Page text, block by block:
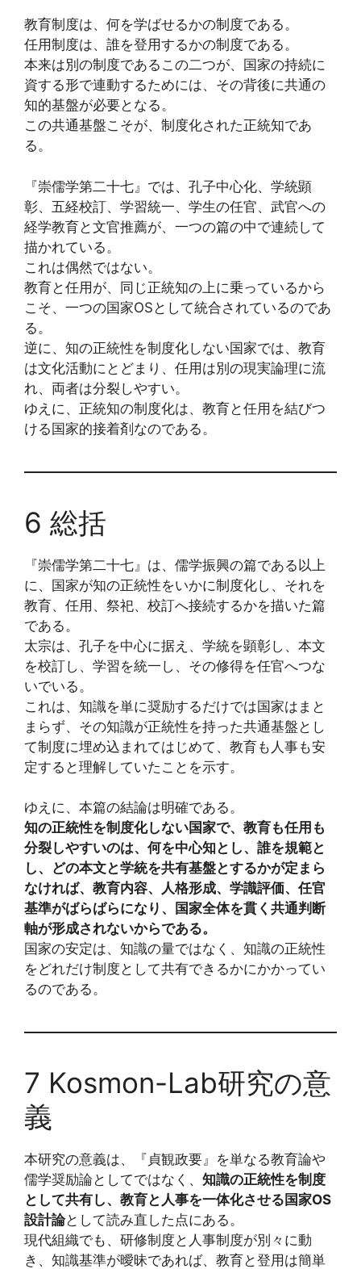
教育制度は、何を学ばせるかの制度である。
任用制度は、誰を登用するかの制度である。
本来は別の制度であるこの二つが、国家の持続に
資する形で連動するためには、その背後に共通の
知的基盤が必要となる。
この共通基盤こそが、制度化された正統知であ
る。
『崇儒学第二十七』では、孔子中心化、学統顕
彰、五経校訂、学習統一、学生の任官、武官への
経学教育と文官推薦が、一つの篇の中で連続して
描かれている。
これは偶然ではない。
教育と任用が、同じ正統知の上に乗っているから
こそ、一つの国家OSとして統合されているのであ
る。
逆に、知の正統性を制度化しない国家では、教育
は文化活動にとどまり、任用は別の現実論理に流
れ、両者は分裂しやすい。
ゆえに、正統知の制度化は、教育と任用を結びつ
ける国家的接着剤なのである。
6 総括
『崇儒学第二十七』は、儒学振興の篇である以上
に、国家が知の正統性をいかに制度化し、それを
教育、任用、祭祀、校訂へ接続するかを描いた篇
である。
太宗は、孔子を中心に据え、学統を顕彰し、本文
を校訂し、学習を統一し、その修得を任官へつな
いでいる。
これは、知識を単に奨励するだけでは国家はまと
まらず、その知識が正統性を持った共通基盤とし
て制度に埋め込まれてはじめて、教育も人事も安
定すると理解していたことを示す。
ゆえに、本篇の結論は明確である。
知の正統性を制度化しない国家で、教育も任用も
分裂しやすいのは、何を中心知とし、誰を規範と
し、どの本文と学統を共有基盤とするかが定まら
なければ、教育内容、人格形成、学識評価、任官
基準がばらばらになり、国家全体を貫く共通判断
軸が形成されないからである。
国家の安定は、知識の量ではなく、知識の正統性
をどれだけ制度として共有できるかにかかってい
るのである。
7 Kosmon-Lab研究の意
義
本研究の意義は、『貞観政要』を単なる教育論や
儒学奨励論としてではなく、 知識の正統性を制度
として共有し、教育と人事を一体化させる国家OS
設計論として読み直した点にある。
現代組織でも、研修制度と人事制度が別々に動
き、知識基準が曖昧であれば、教育と登用は簡単